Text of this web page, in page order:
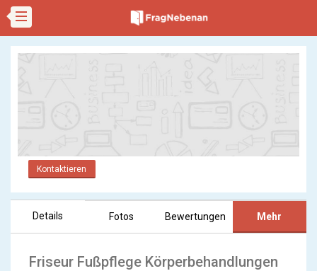
Kontaktieren
Details Fotos Bewertungen Mehr
Friseur Fußpflege Körperbehandlungen